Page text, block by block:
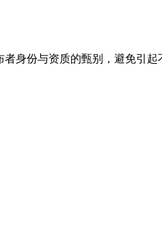
身份与资质的甄别，避免引起